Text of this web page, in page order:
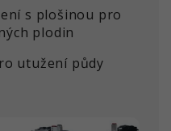
s plošinou pro
plodin
utužení půdy